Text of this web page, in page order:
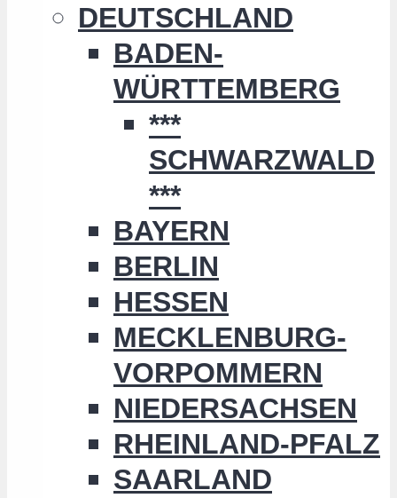
DEUTSCHLAND
BADEN-
WÜRTTEMBERG
***
SCHWARZWALD
***
BAYERN
BERLIN
HESSEN
MECKLENBURG-
VORPOMMERN
NIEDERSACHSEN
RHEINLAND-PFALZ
SAARLAND